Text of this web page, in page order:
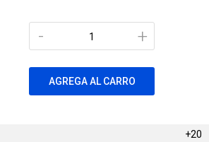
+
-
AGREGA AL CARRO
+20